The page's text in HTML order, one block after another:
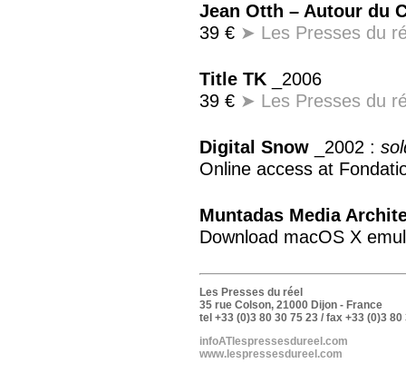
Jean Otth – Autour du
39 € ➤ Les Presses du
Title TK
_2006
39 € ➤ Les Presses du
Digital Snow _2002 :
Online access at
Muntadas Media
Download macOS X
Les Presses du réel
35 rue Colson, 21000 Dijon - France
tel +33 (0)3 80 30 75 23 / fax +33 (0)3 80
infoATlespressesdureel.com
www.lespressesdureel.com